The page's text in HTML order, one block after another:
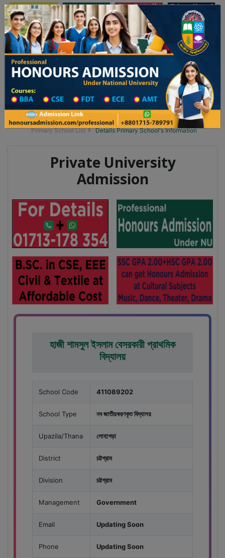
Toggle navigation অনার্স ভর্তি প্রফেশনাল অনার্স
Updates
২৬ শিক্ষাবর্ষের ১ম বর্ষের ভর্তি আবেদন বিজ্ঞপ্তি ঢাকা বিশ্ববিদ্যালয় ২০২৫-২৬ শিক্ষাবর্ষে
Division List
Primary School District Wise
Primary School in লোহাগড়া
Primary School List
Details Primary School's Information
Private University
Admission
হাজী শামসুল ইসলাম বেসরকারী প্রাথমিক
বিদ্যালয়
School Code 411089202
School Type নব জাতীয়করণকৃত বিদ্যালয়
Upazila/Thana লোহাগড়া
District চট্টগ্রাম
Division চট্টগ্রাম
Management Government
Email Updating Soon
Phone Updating Soon